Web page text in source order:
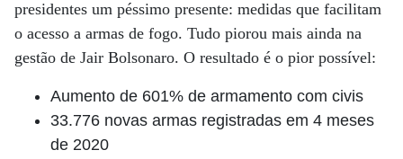
presidentes um péssimo presente: medidas que facilitam
o acesso a armas de fogo. Tudo piorou mais ainda na
gestão de Jair Bolsonaro. O resultado é o pior possível:
Aumento de 601% de armamento com civis
33.776 novas armas registradas em 4 meses
de 2020